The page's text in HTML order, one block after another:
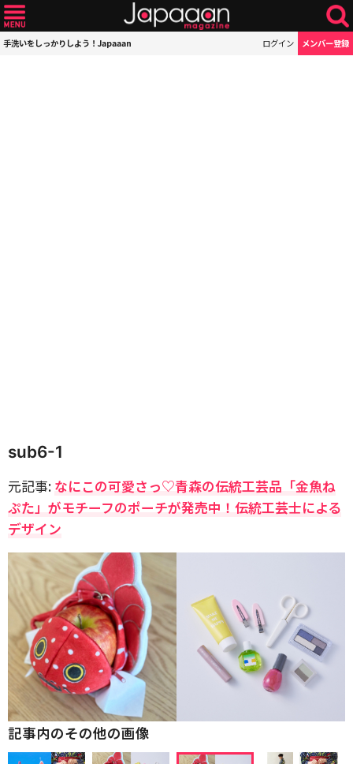
手洗いをしっかりしよう！Japaaan ログイン メンバー登録
sub6-1
元記事: なにこの可愛さっ♡青森の伝統工芸品「金魚ね
ぷた」がモチーフのポーチが発売中！伝統工芸士による
デザイン
記事内のその他の画像